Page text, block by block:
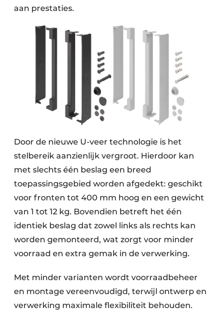
aan prestaties.
Door de nieuwe U-veer technologie is het
stelbereik aanzienlijk vergroot. Hierdoor kan
met slechts één beslag een breed
toepassingsgebied worden afgedekt: geschikt
voor fronten tot 400 mm hoog en een gewicht
van 1 tot 12 kg. Bovendien betreft het één
identiek beslag dat zowel links als rechts kan
worden gemonteerd, wat zorgt voor minder
voorraad en extra gemak in de verwerking.
Met minder varianten wordt voorraadbeheer
en montage vereenvoudigd, terwijl ontwerp en
verwerking maximale flexibiliteit behouden.